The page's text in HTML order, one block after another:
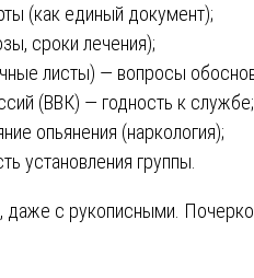
(как единый документ);
сроки лечения);
листы) — вопросы
(ВВК) — годность к службе;
опьянения (наркология);
установления группы.
с рукописными.